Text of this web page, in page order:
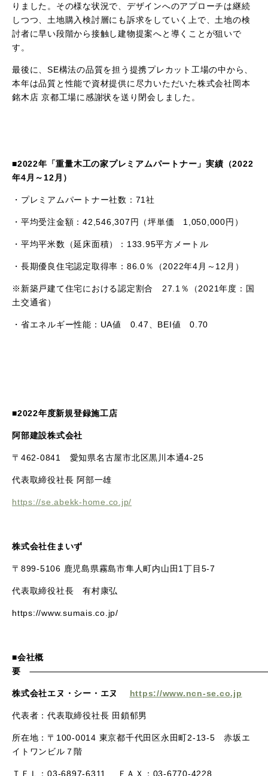
りました。その様な状況で、デザインへのアプローチは継続
しつつ、土地購入検討層にも訴求をしていく上で、土地の検
討者に早い段階から接触し建物提案へと導くことが狙いで
す。
最後に、 SE構法の品質を担う提携プレカット工場の中から、
本年は品質と性能で資材提供に尽力いただいた株式会社岡本
銘木店 京都工場に感謝状を送り閉会しました。
■2022年「重量木工の家プレミアムパートナー」実績（2022
年4月～12月）
・プレミアムパートナー社数： 71社
・平均受注金額： 42,546,307円（坪単価 1,050,000円）
・平均平米数（延床面積）： 133.95平方メートル
・長期優良住宅認定取得率： 86.0％（2022年4月～ 12 月）
※新築戸建て住宅における認定割合 27.1％（2021年度：国
土交通省）
・省エネルギー性能： UA値 0.47、 BEI値 0.70
■2022年度新規登録施工店
阿部建設株式会社
〒 462-0841 愛知県名古屋市北区黒川本通4-25
代表取締役社長 阿部一雄
https://se.abekk-home.co.jp/
株式会社住まいず
〒 899-5106 鹿児島県霧島市隼人町内山田 1丁目 5-7
代表取締役社長 有村康弘
https://www.sumais.co.jp/
■会社概
要
株式会社エヌ・シー・エヌ https://www.ncn-se.co.jp
代表者：代表取締役社長 田鎖郁男
所在地：〒 100-0014 東京都千代田区永田町2-13-5 赤坂エ
イトワンビル７階
ＴＥＬ： 03-6897-6311 ＦＡＸ： 03-6770-4228